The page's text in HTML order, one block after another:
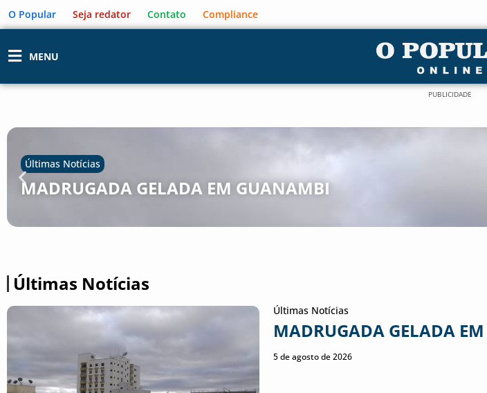
O Popular Seja redator Contato Compliance
MENU
PUBLICIDADE
Últimas Notícias
MADRUGADA GELADA EM GUANAMBI
Últimas Notícias
Últimas Notícias
MADRUGADA GELADA
5 de agosto de 2026